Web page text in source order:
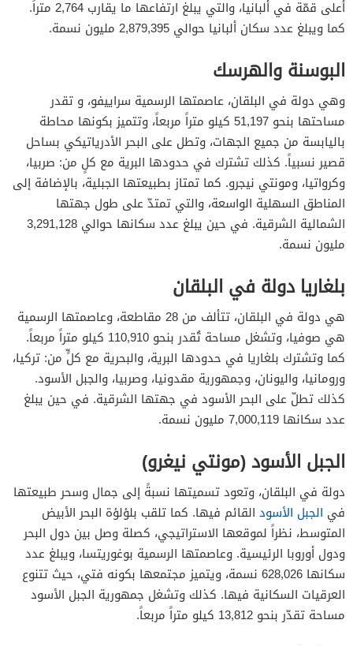
أعلى قمّة في ألبانيا، والتي يبلغ ارتفاعها ما يقارب 2,764 متراً.
كما ويبلغ عدد سكان ألبانيا حوالي 2,879,395 مليون نسمة.
البوسنة والهرسك
وهي دولة في البلقان، عاصمتها الرسمية سراييفو، و تقدر
مساحتها بنحو 51,197 كيلو متراً مربعاً، وتتميز بكونها محاطة
باليابسة من جميع الجهات، وتطل على البحر الأدرياتيكي بساحل
قصير نسبياً. كذلك تشترك في حدودها البرية مع كلٍ من: صربيا،
وكرواتيا، ومونتي نيجرو. كما تمتاز بطبيعتها الجبلية، بالإضافة إلى
المناطق السهلية الواسعة، والتي تمتدّ على طول جهتها
الشمالية الشرقية. في حين يبلغ عدد سكانها حوالي 3,291,128
مليون نسمة.
بلغاريا دولة في البلقان
هي دولة في البلقان، تتألف من 28 مقاطعة، وعاصمتها الرسمية
هي صوفيا، وتشغل مساحة تُقدر بنحو 110,910 كيلو متراً مربعاً.
كما وتشترك بلغاريا في حدودها البرية، والبحرية مع كلٍّ من: تركيا،
ورومانيا، واليونان، وجمهورية مقدونيا، وصربيا، والجبل الأسود.
كذلك تطلّ على البحر الأسود في جهتها الشرقية. في حين يبلغ
عدد سكانها 7,000,119 مليون نسمة.
الجبل الأسود (مونتي نيغرو)
دولة في البلقان، وتعود تسميتها نسبةً إلى جمال وسحر طبيعتها
في الجبل الأسود القائم فيها. كما تلقب بلؤلؤة البحر الأبيض
المتوسط، نظراً لموقعها الاستراتيجي، كصلة وصل بين دول البحر
ودول أوروبا الرئيسية. وعاصمتها الرسمية بوغوريتسا، ويبلغ عدد
سكانها 628,026 نسمة، ويتميز مجتمعها بكونه فتي، حيث تتنوع
العرقيات السكانية فيها. كذلك وتشغل جمهورية الجبل الأسود
مساحة تقدّر بنحو 13,812 كيلو متراً مربعاً.